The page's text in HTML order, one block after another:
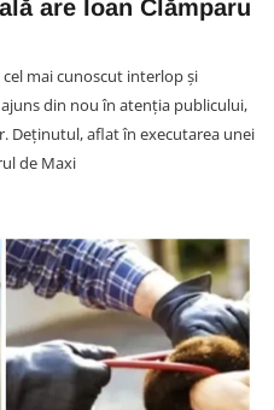
are Ioan Clămparu
mai cunoscut interlop și
din nou în atenția publicului,
Deținutul, aflat în executarea unei
de Maxi